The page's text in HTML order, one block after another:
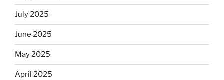
July 2025
June 2025
May 2025
April 2025